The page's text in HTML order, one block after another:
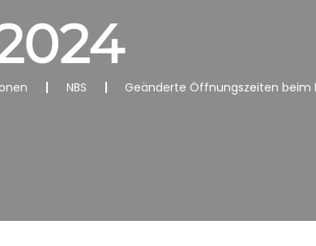
NBS Geänderte Öffnungszeiten beim